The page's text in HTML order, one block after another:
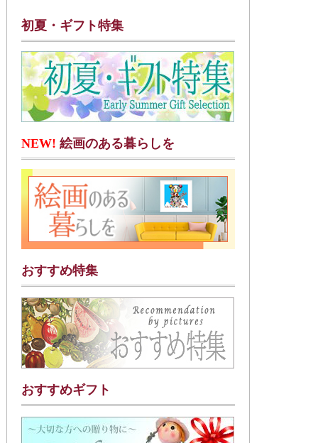
初夏・ギフト特集
NEW! 絵画のある暮らしを
おすすめ特集
おすすめギフト